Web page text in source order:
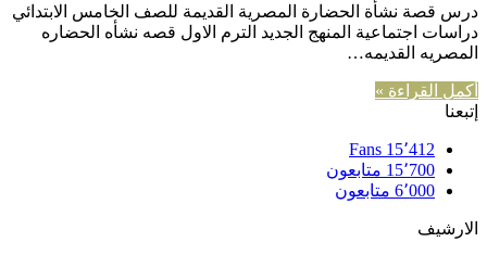
درس قصة نشأة الحضارة المصرية القديمة للصف الخامس الابتدائي
دراسات اجتماعية المنهج الجديد الترم الاول قصه نشأه الحضاره
المصريه القديمه…
أكمل القراءة »
إتبعنا
15٬412 Fans
15٬700 متابعون
6٬000 متابعون
الارشيف